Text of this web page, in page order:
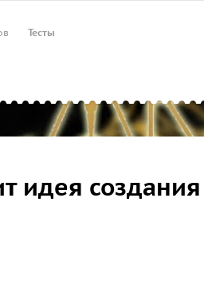
Тесты
идея создания